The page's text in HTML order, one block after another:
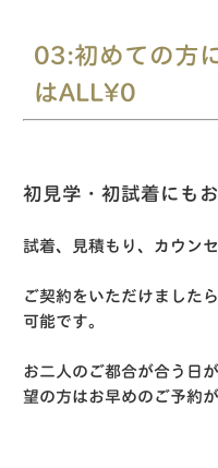
03:初めての方
はALL¥0
初見学・初試着にも
試着、見積もり、カウン
ご契約をいただけました
可能です。
お二人のご都合が合う日
望の方はお早めのご予約